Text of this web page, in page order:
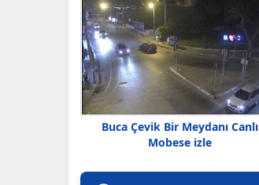
Buca Çevik Bir Meydanı Canlı
Mobese izle